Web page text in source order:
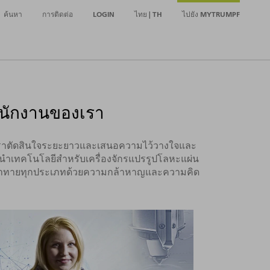
ค้นหา การติดต่อ LOGIN ไทย | TH ไปยัง MYTRUMPF
กงานของเรา
สินใจระยะยาวและเสนอความไว้วางใจและ
เทคโนโลยีสำหรับเครื่องจักรแปรรูปโลหะแผ่น
ทายทุกประเภทด้วยความกล้าหาญและความคิด